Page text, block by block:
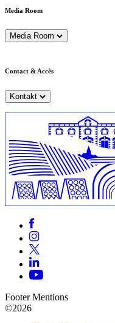
Media Room
Media Room
Contact & Accès
Kontakt
Footer Mentions
©2026